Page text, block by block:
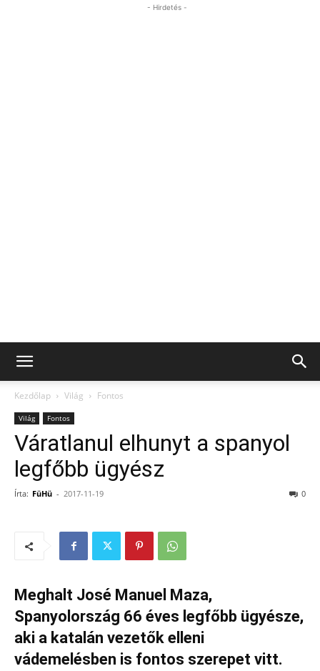
- Hirdetés -
Kezdőlap Világ Fontos
Világ Fontos
Váratlanul elhunyt a spanyol
legfőbb ügyész
Írta: FüHü - 2017-11-19 0
Meghalt José Manuel Maza,
Spanyolország 66 éves legfőbb ügyésze,
aki a katalán vezetők elleni
vádemelésben is fontos szerepet vitt.